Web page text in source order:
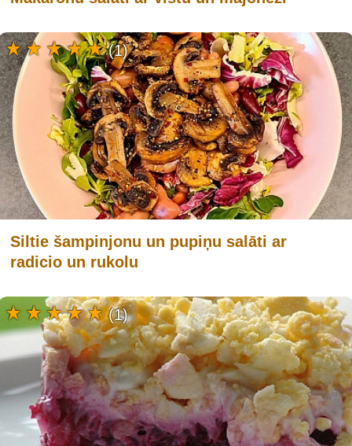
Siltie šampinjonu un pupiņu salāti ar
radicio un rukolu
(1)
(1)